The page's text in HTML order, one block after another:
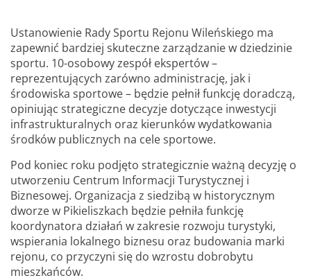
Ustanowienie Rady Sportu Rejonu Wileńskiego ma
zapewnić bardziej skuteczne zarządzanie w dziedzinie
sportu. 10-osobowy zespół ekspertów –
reprezentujących zarówno administrację, jak i
środowiska sportowe – będzie pełnił funkcję doradczą,
opiniując strategiczne decyzje dotyczące inwestycji
infrastrukturalnych oraz kierunków wydatkowania
środków publicznych na cele sportowe.
Pod koniec roku podjęto strategicznie ważną decyzję o
utworzeniu Centrum Informacji Turystycznej i
Biznesowej. Organizacja z siedzibą w historycznym
dworze w Pikieliszkach będzie pełniła funkcję
koordynatora działań w zakresie rozwoju turystyki,
wspierania lokalnego biznesu oraz budowania marki
rejonu, co przyczyni się do wzrostu dobrobytu
mieszkańców.